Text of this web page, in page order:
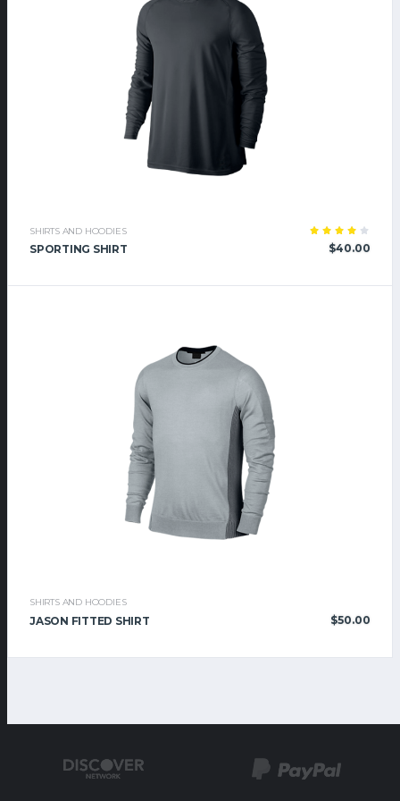
SHIRTS AND HOODIES
SPORTING SHIRT
Rated
4.00
$40.00
SHIRTS AND HOODIES
JASON FITTED SHIRT $50.00